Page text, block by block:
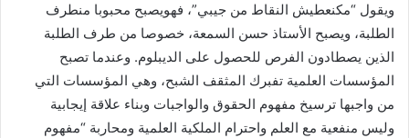
ويقول “مكنعطيش النقاط من جيبي”، فهويصبح محبوبا منطرف
الطلبة، ويصبح الأستاذ حسن السمعة، خصوصا من طرف الطلبة
الذين يصطادون الفرص للحصول على الديبلوم. وعندما تصبح
المؤسسات العلمية تفبرك المثقف الشبح، وهي المؤسسات التي
من واجبها ترسيخ مفهوم الحقوق والواجبات وبناء علاقة إيجابية
وليس منفعية مع العلم واحترام الملكية العلمية ومحاربة “مفهوم